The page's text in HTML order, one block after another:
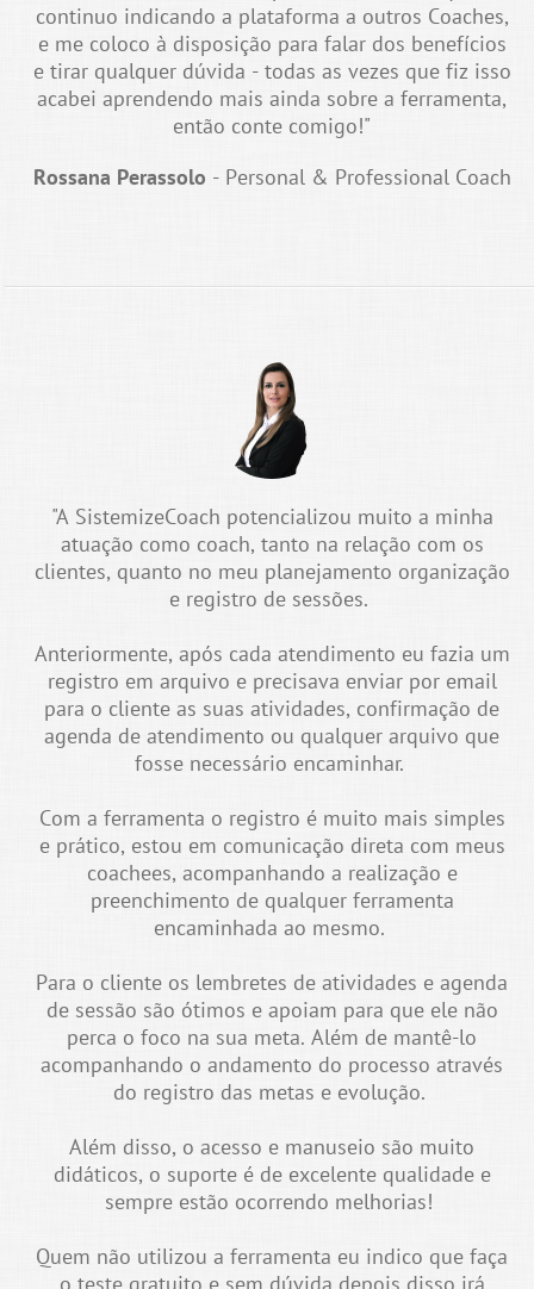
continuo indicando a plataforma a outros Coaches,
e me coloco à disposição para falar dos benefícios
e tirar qualquer dúvida - todas as vezes que fiz isso
acabei aprendendo mais ainda sobre a ferramenta,
então conte comigo!"
Rossana Perassolo - Personal & Professional Coach
"A SistemizeCoach potencializou muito a minha
atuação como coach, tanto na relação com os
clientes, quanto no meu planejamento organização
e registro de sessões.
Anteriormente, após cada atendimento eu fazia um
registro em arquivo e precisava enviar por email
para o cliente as suas atividades, confirmação de
agenda de atendimento ou qualquer arquivo que
fosse necessário encaminhar.
Com a ferramenta o registro é muito mais simples
e prático, estou em comunicação direta com meus
coachees, acompanhando a realização e
preenchimento de qualquer ferramenta
encaminhada ao mesmo.
Para o cliente os lembretes de atividades e agenda
de sessão são ótimos e apoiam para que ele não
perca o foco na sua meta. Além de mantê-lo
acompanhando o andamento do processo através
do registro das metas e evolução.
Além disso, o acesso e manuseio são muito
didáticos, o suporte é de excelente qualidade e
sempre estão ocorrendo melhorias!
Quem não utilizou a ferramenta eu indico que faça